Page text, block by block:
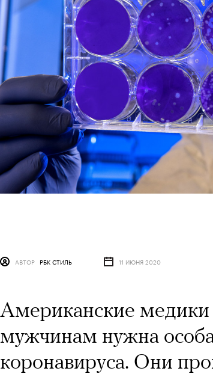
АВТОР РБК СТИЛЬ 11 ИЮНЯ 2020
Американские медики
мужчинам нужна
коронавируса. Они